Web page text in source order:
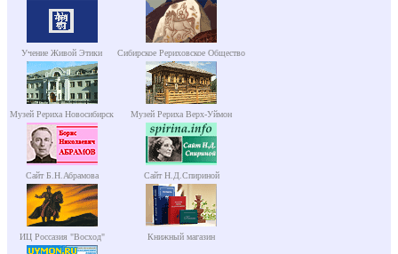
Учение Живой Этики Сибирское Рериховское Общество
Музей Рериха Новосибирск Музей Рериха Верх-Уймон
Сайт Б.Н.Абрамова Сайт Н.Д.Спириной
ИЦ Россазия "Восход" Книжный магазин